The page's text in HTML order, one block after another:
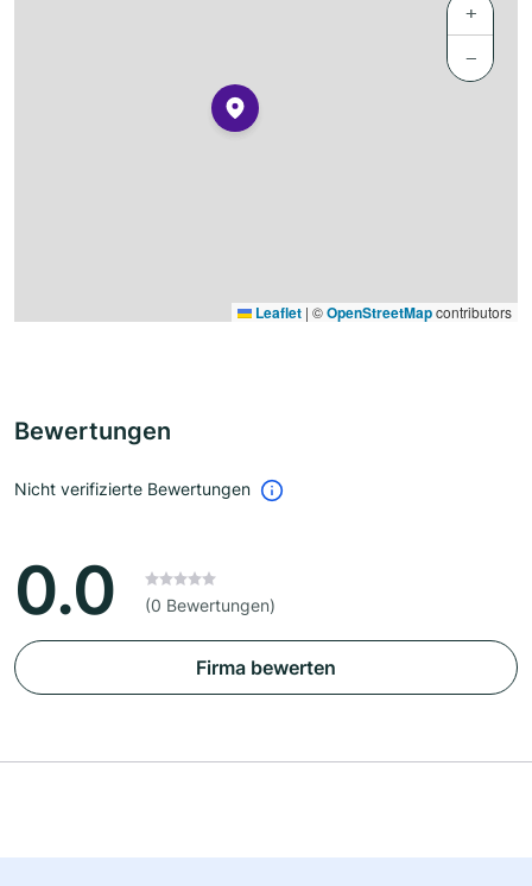
+
−
Leaflet | ©OpenStreetMapcontributors
Bewertungen
Nicht verifizierte Bewertungen
0.0 (0 Bewertungen)
Firma bewerten